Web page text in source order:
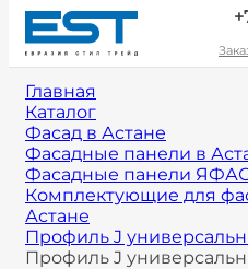
Главная
Каталог
Фасад в Астане
Фасадные панели в
Фасадные панели
Комплектующие для
Астане
Профиль J
Профиль J